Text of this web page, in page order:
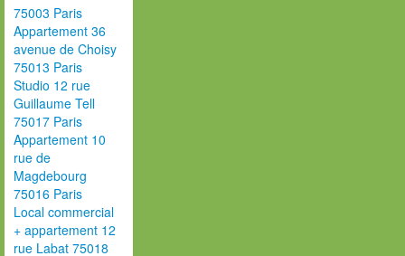
75003 Paris
Appartement 36
avenue de Choisy
75013 Paris
Studio 12 rue
Guillaume Tell
75017 Paris
Appartement 10
rue de
Magdebourg
75016 Paris
Local commercial
+ appartement 12
rue Labat 75018